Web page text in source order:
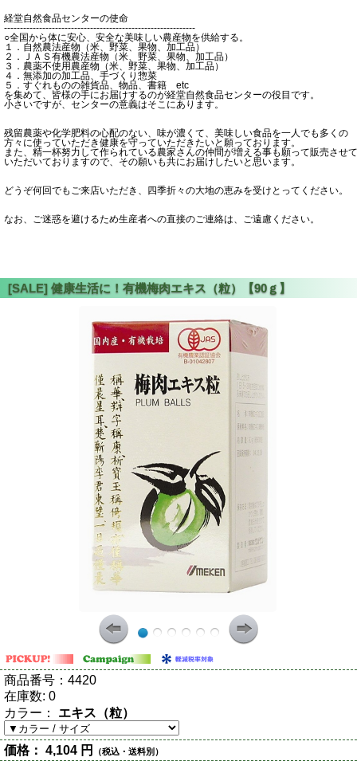
経堂自然食品センターの使命
------------------------------------------------------------
○全国から体に安心、安全な美味しい農産物を供給する。
１．自然農法産物（米、野菜、果物、加工品）
２．ＪＡＳ有機農法産物（米、野菜、果物、加工品）
３．農薬不使用農産物（米、野菜、果物、加工品）
４．無添加の加工品、手づくり惣菜
５．すぐれものの雑貨品、物品、書籍 etc
を集めて、皆様の手にお届けするのが経堂自然食品センターの役目です。
小さいですが、センターの意義はそこにあります。
残留農薬や化学肥料の心配のない、味が濃くて、美味しい食品を一人でも多くの
方々に使っていただき健康を守っていただきたいと願っております。
また、精一杯努力して作られている農家さんの仲間が増える事も願って販売させて
いただいておりますので、その願いも共にお届けしたいと思います。
どうぞ何回でもご来店いただき、四季折々の大地の恵みを受けとってください。
なお、ご迷惑を避けるため生産者への直接のご連絡は、ご遠慮ください。
商品番号： 4420
在庫数: 0
カラー： エキス（粒）
価格： 4,104 円 （税込・送料別）